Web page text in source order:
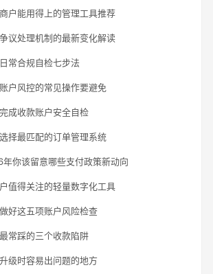
户能用得上的管理工具推荐
议处理机制的最新变化解读
常合规自检七步法
户风控的常见操作要避免
成收款账户安全自检
择最匹配的订单管理系统
年你该留意哪些支付政策新动向
值得关注的轻量数字化工具
好这五项账户风险检查
常踩的三个收款陷阱
级时容易出问题的地方